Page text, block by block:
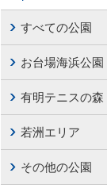
すべての公園
お台場海浜公園
有明テニスの森
若洲エリア
その他の公園